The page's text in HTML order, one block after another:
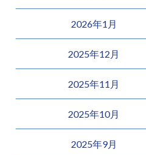
2026年1月
2025年12月
2025年11月
2025年10月
2025年9月